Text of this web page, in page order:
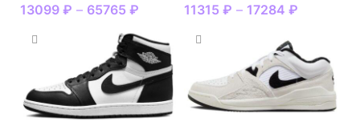
13099 ₽ – 65765 ₽ 11315 ₽ – 17284 ₽